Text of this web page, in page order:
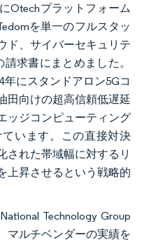
Otechプラットフォーム
を単一のフルスタッ
ド、サイバーセキュリテ
求書にまとめました。
年にスタンドアロン5Gコ
田向けの超高信頼低遅延
ッジコンピューティング
います。この直接対決
された帯域幅に対するリ
上昇させるという戦略的
Technology Group
マルチベンダーの実績を